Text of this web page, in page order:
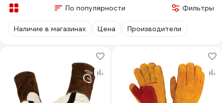
По популярности Фильтры
Наличие в магазинах Цена Производители